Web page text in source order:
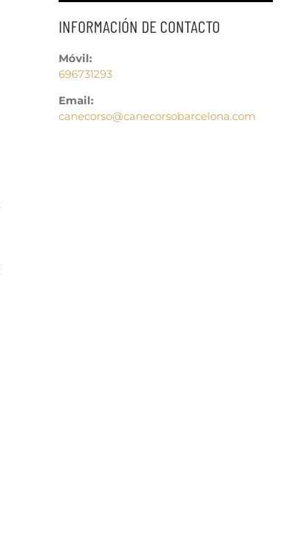
INFORMACIÓN DE CONTACTO
Móvil:
696731293
Email:
canecorso@canecorsobarcelona.com